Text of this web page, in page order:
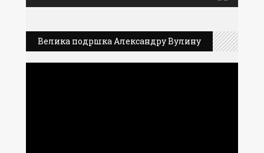
Велика подршка Александру Вулину